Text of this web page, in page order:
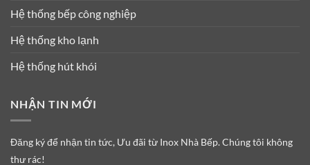
Hệ thống bếp công nghiệp
Hệ thống kho lạnh
Hệ thống hút khói
NHẬN TIN MỚI
Đăng ký để nhận tin tức, Ưu đãi từ Inox Nhà Bếp. Chúng tôi không
thư rác!